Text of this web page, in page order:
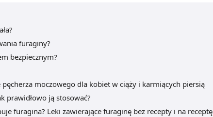
furaginy?
bezpiecznym?
pęcherza moczowego dla kobiet w ciąży i karmiących piersią
prawidłowo ją stosować?
furagina? Leki zawierające furaginę bez recepty i na receptę